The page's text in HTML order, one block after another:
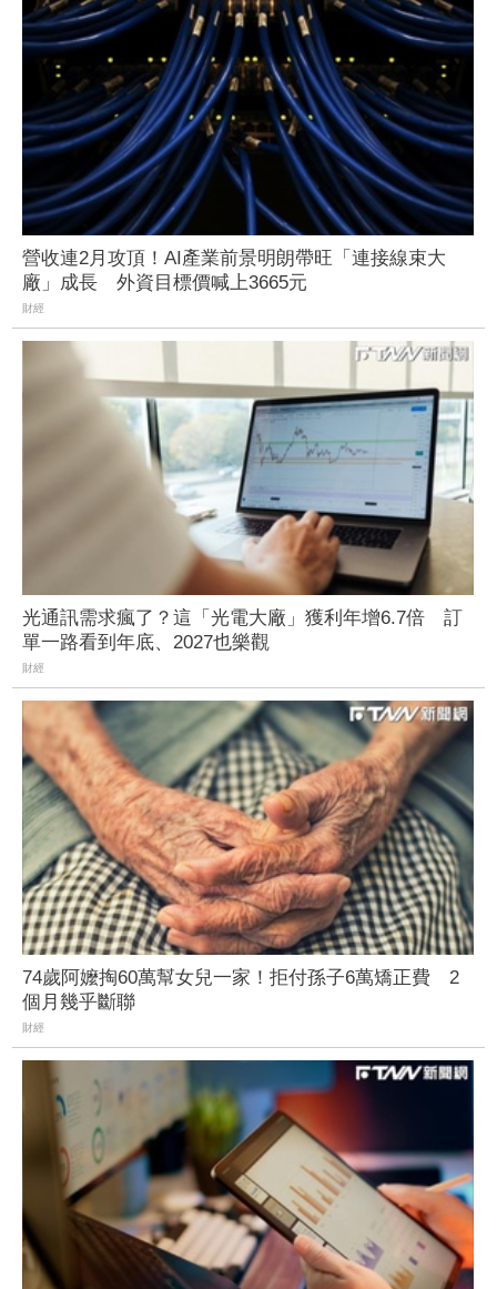
營收連2月攻頂！AI產業前景明朗帶旺「連接線束大
廠」成長 外資目標價喊上3665元
財經
光通訊需求瘋了？這「光電大廠」獲利年增6.7倍 訂
單一路看到年底、2027也樂觀
財經
74歲阿嬤掏60萬幫女兒一家！拒付孫子6萬矯正費 2
個月幾乎斷聯
財經